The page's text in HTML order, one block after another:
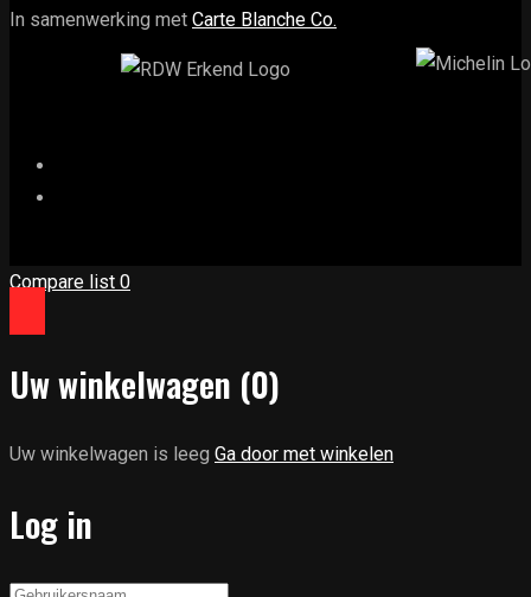
In samenwerking met Carte Blanche Co.
Compare list 0
Uw winkelwagen (0)
Uw winkelwagen is leeg Ga door met winkelen
Log in